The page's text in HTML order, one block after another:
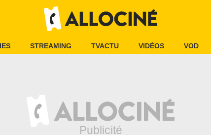
STREAMING TVACTU VIDÉOS VOD